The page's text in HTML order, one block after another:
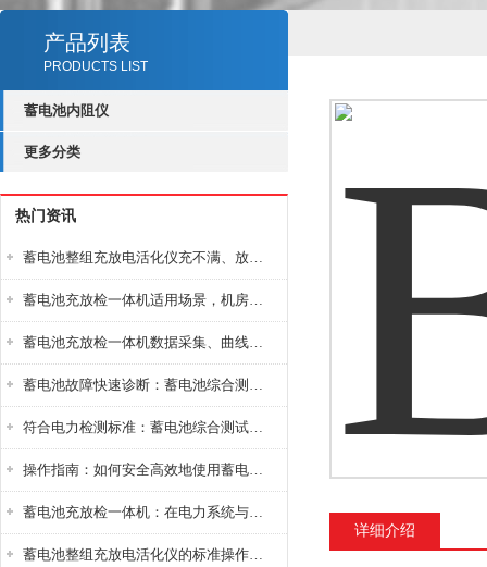
产品列表
PRODUCTS LIST
蓄电池内阻仪
更多分类
热门资讯
蓄电池整组充放电活化仪充不满、放不完怎么办？
蓄电池充放检一体机适用场景，机房基站变电站铅酸蓄电池维护检测应用
蓄电池充放检一体机数据采集、曲线分析与电池健康状态智能评估功能详解
蓄电池故障快速诊断：蓄电池综合测试仪判断落后电池的方法与标准
符合电力检测标准：蓄电池综合测试仪测试规范与精度校准方法详解
操作指南：如何安全高效地使用蓄电池智能活化仪？
蓄电池充放检一体机：在电力系统与储能设备中的创新应用，确保蓄电池性能与可靠性
蓄电池整组充放电活化仪的标准操作流程：从接线设置到充放电参数设定的安全规范
详细介绍